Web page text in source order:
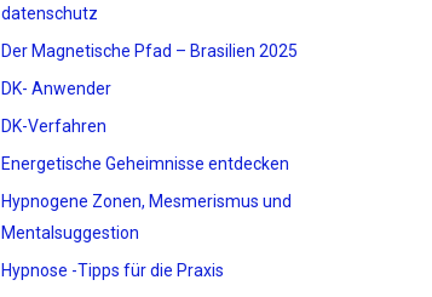
datenschutz
Der Magnetische Pfad – Brasilien 2025
DK- Anwender
DK-Verfahren
Energetische Geheimnisse entdecken
Hypnogene Zonen, Mesmerismus und
Mentalsuggestion
Hypnose -Tipps für die Praxis